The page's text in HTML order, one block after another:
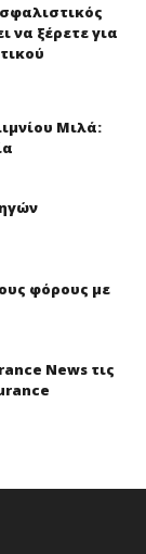
ξέρετε για
Μιλά:
φόρους με
News τις